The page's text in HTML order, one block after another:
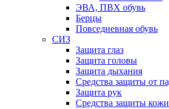
ЭВА, ПВХ обувь
Берцы
Повседневная обувь
СИЗ
Защита глаз
Защита головы
Защита дыхания
Средства защиты от
Защита рук
Средства защиты кожи